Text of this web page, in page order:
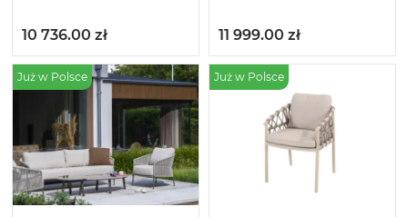
10 736.00 zł 11 999.00 zł
Już w Polsce Już w Polsce